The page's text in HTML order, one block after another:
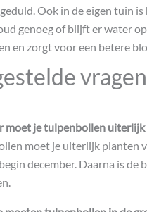
Ook in de eigen tuin
genoeg of blijft er water
en zorgt voor een betere
moet je tulpenbollen uiterlijk
moet je uiterlijk planten
december. Daarna is de